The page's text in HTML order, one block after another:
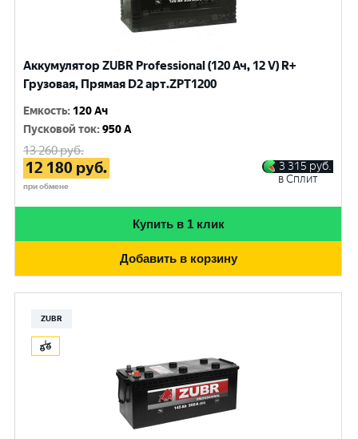
Аккумулятор ZUBR Professional (120 Ач, 12 V) R+
Грузовая, Прямая D2 арт.ZPT1200
Емкость: 120 Ач
Пусковой ток:950 A
13 260руб.
12 180 руб.
при обмене
3 315 руб.
в Сплит
Купить в 1 клик
Добавить в корзину
ZUBR